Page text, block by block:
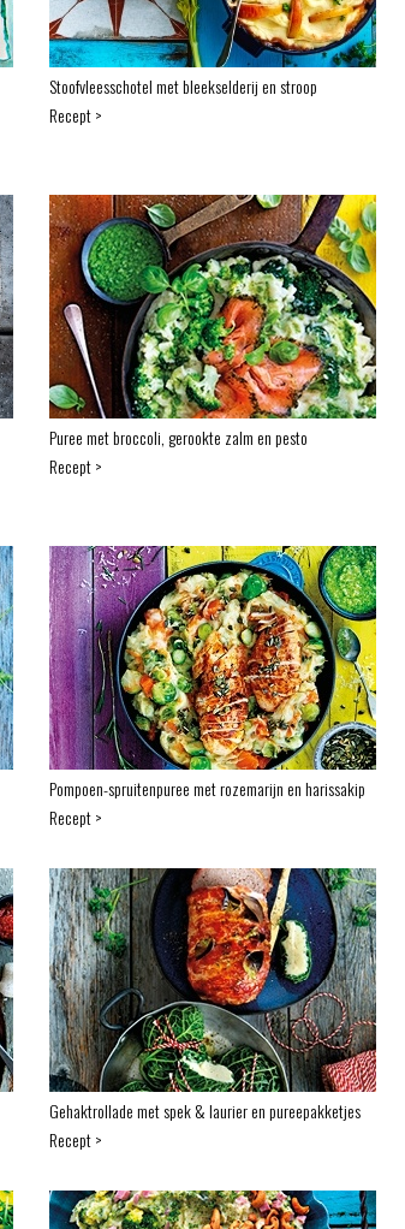
Stoofvleesschotel met bleekselderij en stroop
Recept >
Puree met broccoli, gerookte zalm en pesto
Recept >
Pompoen-spruitenpuree met rozemarijn en harissakip
Recept >
Gehaktrollade met spek & laurier en pureepakketjes
Recept >